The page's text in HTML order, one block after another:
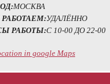
МОСКВА
УДАЛЁННО
РАБОТЫ:С 10-00 ДО 22-00
in google Maps